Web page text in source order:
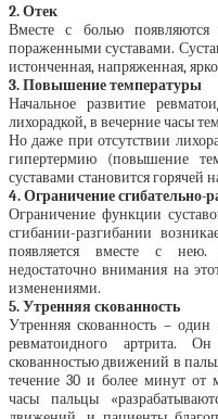
2. Отек
Вместе с болью
пораженными суставами.
истонченная, напряженная,
3. Повышение температуры
Начальное развитие
лихорадкой, в вечерние часы
Но даже при отсутствии
гипертермию (повышение
суставами становится горячей
4. Ограничение сгибательно-
Ограничение функции
сгибании-разгибании
появляется вместе с
недостаточно внимания на
изменениями.
5. Утренняя скованность
Утренняя скованность –
ревматоидного артрита. Он
скованностью движений в
течение 30 и более минут от
часы пальцы